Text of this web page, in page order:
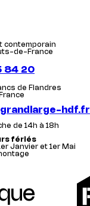
contemporain
de-France
84 20
de Flandres
hdf.fr
de 14h à 18h
fériés
Janvier et 1er Mai